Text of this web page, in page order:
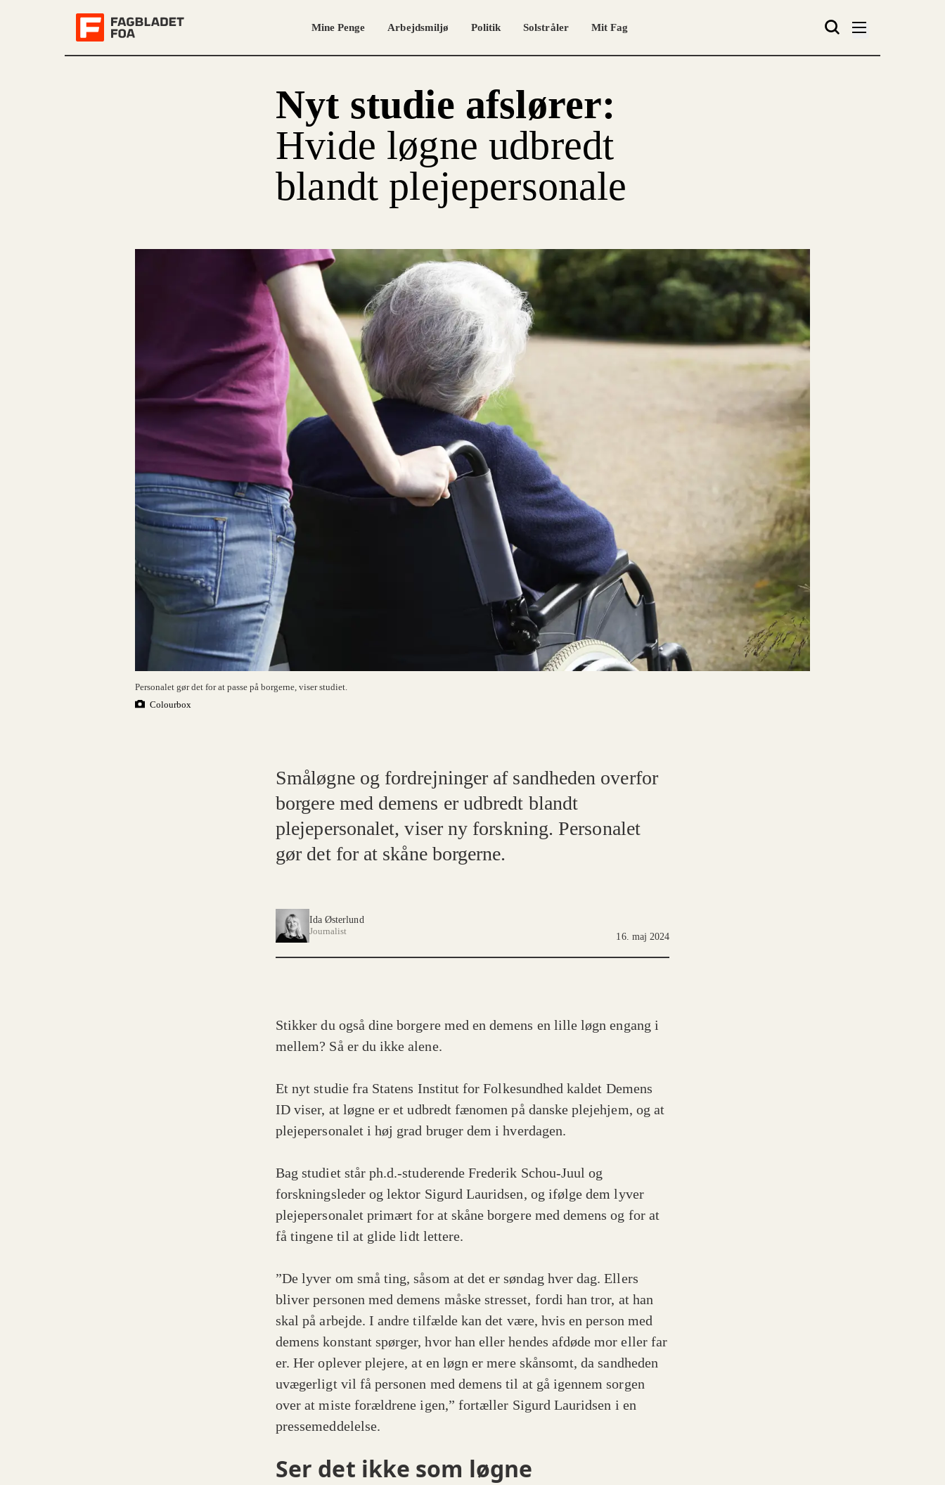
Mine Penge Arbejdsmiljø Politik Solstråler Mit Fag
Nyt studie afslører:
Hvide løgne udbredt
blandt plejepersonale
Personalet gør det for at passe på borgerne, viser studiet.
Colourbox
Småløgne og fordrejninger af sandheden overfor
borgere med demens er udbredt blandt
plejepersonalet, viser ny forskning. Personalet
gør det for at skåne borgerne.
Ida Østerlund
Journalist
16. maj 2024
Stikker du også dine borgere med en demens en lille løgn engang i
mellem? Så er du ikke alene.
Et nyt studie fra Statens Institut for Folkesundhed kaldet Demens
ID viser, at løgne er et udbredt fænomen på danske plejehjem, og at
plejepersonalet i høj grad bruger dem i hverdagen.
Bag studiet står ph.d.-studerende Frederik Schou-Juul og
forskningsleder og lektor Sigurd Lauridsen, og ifølge dem lyver
plejepersonalet primært for at skåne borgere med demens og for at
få tingene til at glide lidt lettere.
”De lyver om små ting, såsom at det er søndag hver dag. Ellers
bliver personen med demens måske stresset, fordi han tror, at han
skal på arbejde. I andre tilfælde kan det være, hvis en person med
demens konstant spørger, hvor han eller hendes afdøde mor eller far
er. Her oplever plejere, at en løgn er mere skånsomt, da sandheden
uvægerligt vil få personen med demens til at gå igennem sorgen
over at miste forældrene igen,” fortæller Sigurd Lauridsen i en
pressemeddelelse.
Ser det ikke som løgne